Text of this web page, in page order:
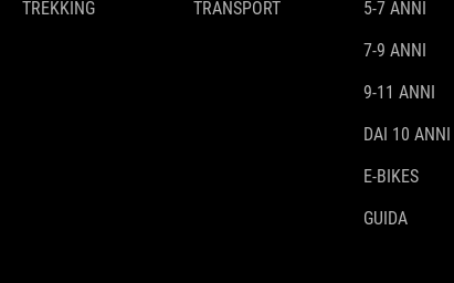
TREKKING
TRANSPORT
5-7 ANNI
7-9 ANNI
9-11 ANNI
DAI 10 ANNI
E-BIKES
GUIDA